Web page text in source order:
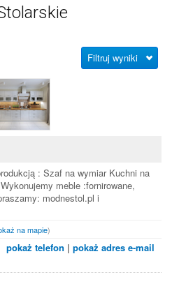
Filtruj wyniki
: Szaf na wymiar Kuchni na
meble :fornirowane,
modnestol.pl i
na mapie)
pokaż telefon | pokaż adres e-mail